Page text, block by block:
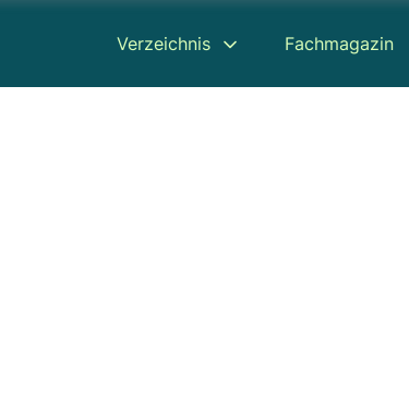
Verzeichnis Fachmagazin